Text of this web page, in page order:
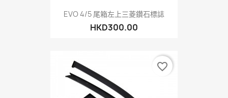
EVO 4/5 尾箱左上三菱鑽石標誌
HKD300.00
favorite_border